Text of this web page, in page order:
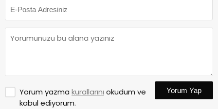
Yorum yazma kurallarını okudum ve
kabul ediyorum.
Yorum Yap